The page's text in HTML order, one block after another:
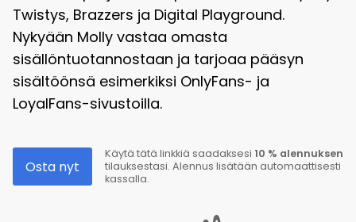
Twistys, Brazzers ja Digital Playground.
Nykyään Molly vastaa omasta
sisällöntuotannostaan ja tarjoaa pääsyn
sisältöönsä esimerkiksi OnlyFans- ja
LoyalFans-sivustoilla.
Osta nyt
Käytä tätä linkkiä saadaksesi 10 % alennuksen
tilauksestasi. Alennus lisätään automaattisesti
kassalla.